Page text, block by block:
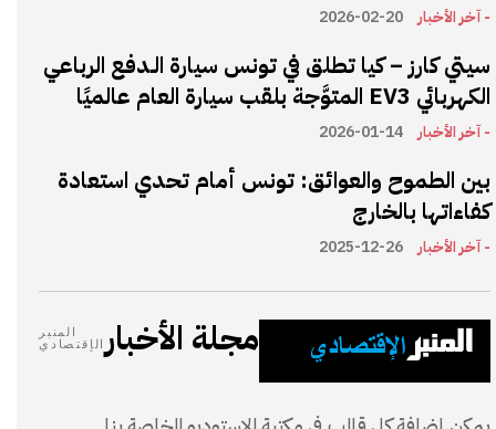
- آخر الأخبار 2026-02-20
سيتي كارز – كيا تطلق في تونس سيارة الـدفع الرباعي
الكهربائي EV3 المتوَّجة بلقب سيارة العام عالميًا
- آخر الأخبار 2026-01-14
بين الطموح والعوائق: تونس أمام تحدي استعادة
كفاءاتها بالخارج
- آخر الأخبار 2025-12-26
مجلة الأخبار
المنبر
الإقتصادي